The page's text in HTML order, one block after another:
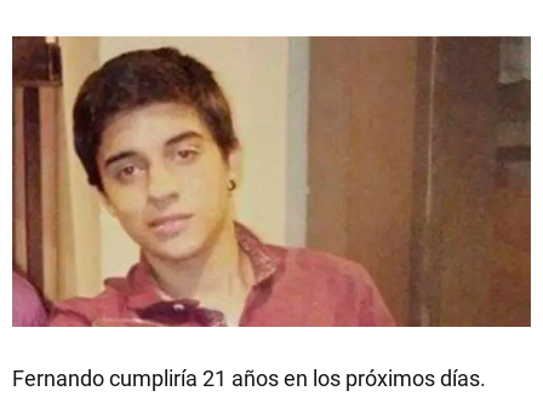
Fernando cumpliría 21 años en los próximos días.